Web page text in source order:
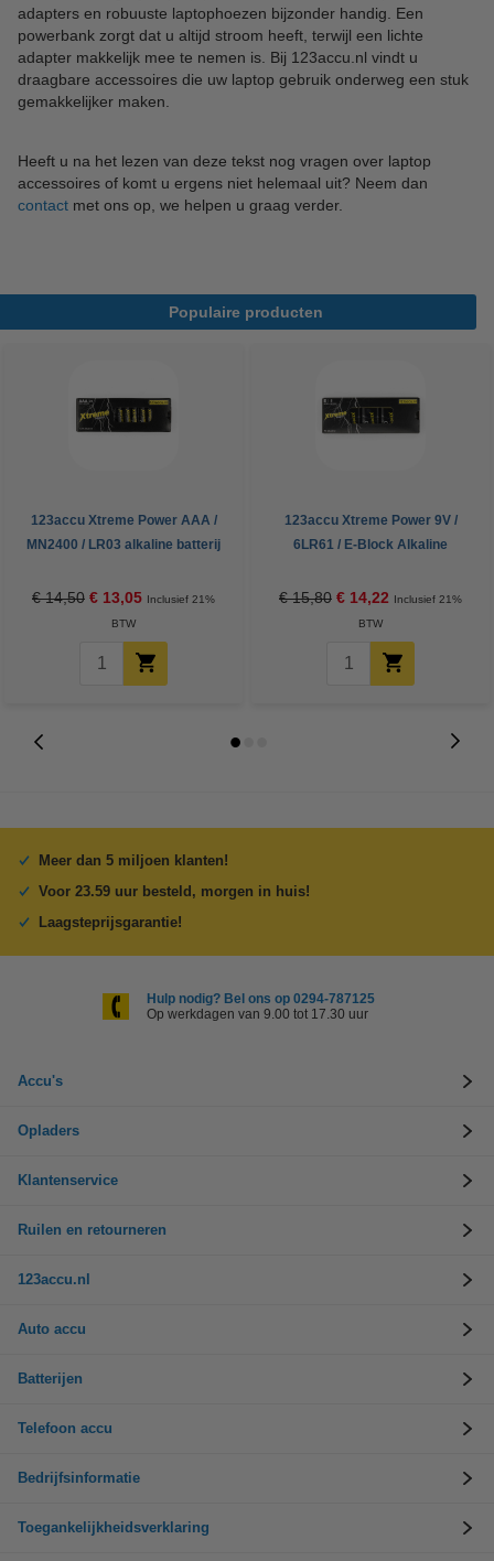
adapters en robuuste laptophoezen bijzonder handig. Een
powerbank zorgt dat u altijd stroom heeft, terwijl een lichte
adapter makkelijk mee te nemen is. Bij 123accu.nl vindt u
draagbare accessoires die uw laptop gebruik onderweg een stuk
gemakkelijker maken.
Heeft u na het lezen van deze tekst nog vragen over laptop
accessoires of komt u ergens niet helemaal uit? Neem dan
contact met ons op, we helpen u graag verder.
Populaire producten
123accu Xtreme Power AAA /
MN2400 / LR03 alkaline batterij
€ 14,50 € 13,05 Inclusief 21%
BTW
123accu Xtreme Power 9V /
6LR61 / E-Block Alkaline
€ 15,80 € 14,22 Inclusief 21%
BTW
Meer dan 5 miljoen klanten!
Voor 23.59 uur besteld, morgen in huis!
Laagsteprijsgarantie!
Hulp nodig? Bel ons op 0294-787125
Op werkdagen van 9.00 tot 17.30 uur
Accu's
Opladers
Klantenservice
Ruilen en retourneren
123accu.nl
Auto accu
Batterijen
Telefoon accu
Bedrijfsinformatie
Toegankelijkheidsverklaring